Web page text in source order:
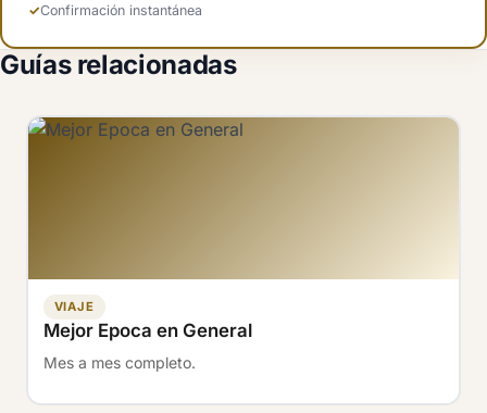
Confirmación instantánea
Guías relacionadas
VIAJE
Mejor Epoca en General
Mes a mes completo.